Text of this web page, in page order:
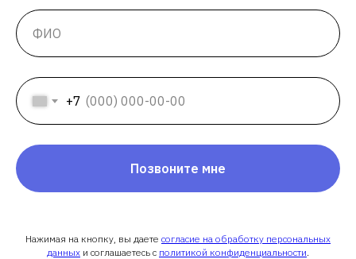
+7
Позвоните мне
Нажимая на кнопку, вы даете согласие на обработку персональных
данных и соглашаетесь c политикой конфиденциальности